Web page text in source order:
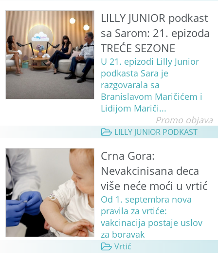
LILLY JUNIOR podkast
sa Sarom: 21. epizoda
TREĆE SEZONE
U 21. epizodi Lilly Junior
podkasta Sara je
razgovarala sa
Branislavom Maričićem i
Lidijom Mariči...
Promo objava
LILLY JUNIOR PODKAST
Crna Gora:
Nevakcinisana deca
više neće moći u vrtić
Od 1. septembra nova
pravila za vrtiće:
vakcinacija postaje uslov
za boravak
Vrtić